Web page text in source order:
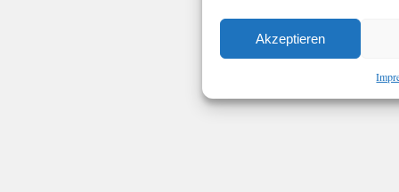
Akzeptieren